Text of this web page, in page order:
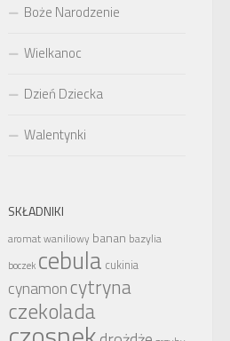
Boże Narodzenie
Wielkanoc
Dzień Dziecka
Walentynki
SKŁADNIKI
aromat waniliowy banan bazylia
boczek cebula cukinia
cynamoncytryna
czekolada